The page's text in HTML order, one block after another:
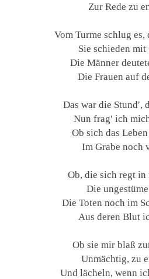
Zur Rede zu
Vom Turme schlug
Sie schieden
Die Männer
Die Frauen auf
Das war die Stund′,
Nun frag′ ich
Ob sich das
Im Grabe noch
Ob, die sich regt in
Die
Die Toten noch im
Aus deren Blut
Ob sie mir blaß
Unmächtig, zu
Und lächeln, wenn